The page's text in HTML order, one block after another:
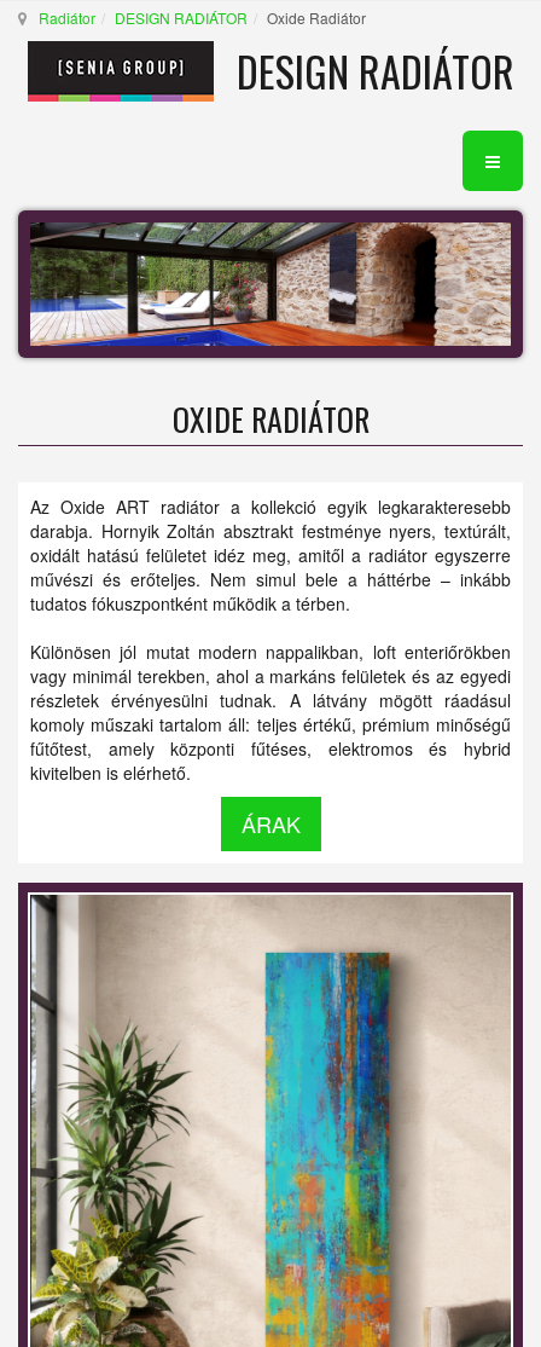
Radiátor DESIGN RADIÁTOR Oxide Radiátor
DESIGN RADIÁTOR
OXIDE RADIÁTOR
Az Oxide ART radiátor a kollekció egyik legkarakteresebb
darabja. Hornyik Zoltán absztrakt festménye nyers, textúrált,
oxidált hatású felületet idéz meg, amitől a radiátor egyszerre
művészi és erőteljes. Nem simul bele a háttérbe – inkább
tudatos fókuszpontként működik a térben.
Különösen jól mutat modern nappalikban, loft enteriőrökben
vagy minimál terekben, ahol a markáns felületek és az egyedi
részletek érvényesülni tudnak. A látvány mögött ráadásul
komoly műszaki tartalom áll: teljes értékű, prémium minőségű
fűtőtest, amely központi fűtéses, elektromos és hybrid
kivitelben is elérhető.
ÁRAK